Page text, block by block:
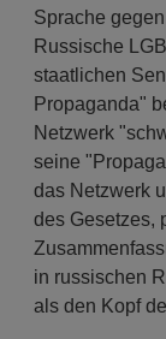
Sprache
Russische
staatlichen
Propaganda"
Netzwerk
seine
das Netzwerk
des Gesetzes,
in russischen
als den Kopf